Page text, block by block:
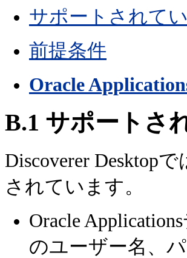
サポートされて
前提条件
Oracle
B.1 サポートさ
Discoverer Desktopで
されています。
Oracle
のユーザー名、